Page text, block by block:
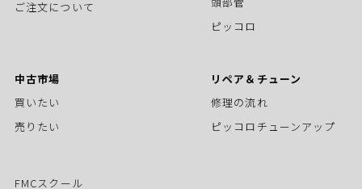
ご注文について
ピッコロ
中古市場
買いたい
売りたい
リペア＆チューン
修理の流れ
ピッコロチューンアップ
FMCスクール